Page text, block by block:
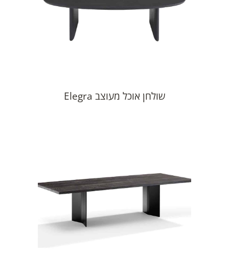
שולחן אוכל מעוצב Elegra